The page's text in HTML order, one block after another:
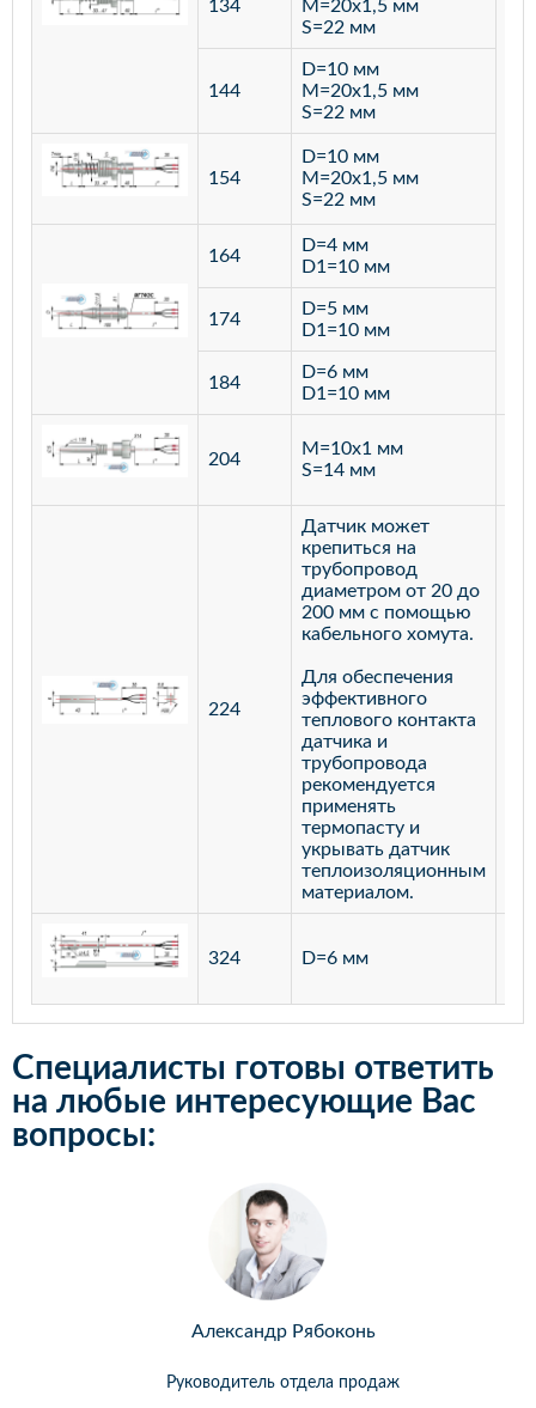
134
M=20х1,5 мм
S=22 мм
144
D=10 мм
M=20х1,5 мм
S=22 мм
154
D=10 мм
M=20х1,5 мм
S=22 мм
164
D=4 мм
D1=10 мм
174
D=5 мм
D1=10 мм
184
D=6 мм
D1=10 мм
204
M=10х1 мм
S=14 мм
224
Датчик может
крепиться на
трубопровод
диаметром от 20 до
200 мм с помощью
кабельного хомута.
Для обеспечения
эффективного
теплового контакта
датчика и
трубопровода
рекомендуется
применять
термопасту и
укрывать датчик
теплоизоляционным
материалом.
324 D=6 мм
Специалисты готовы ответить
на любые интересующие Вас
вопросы:
Александр Рябоконь
Руководитель отдела продаж